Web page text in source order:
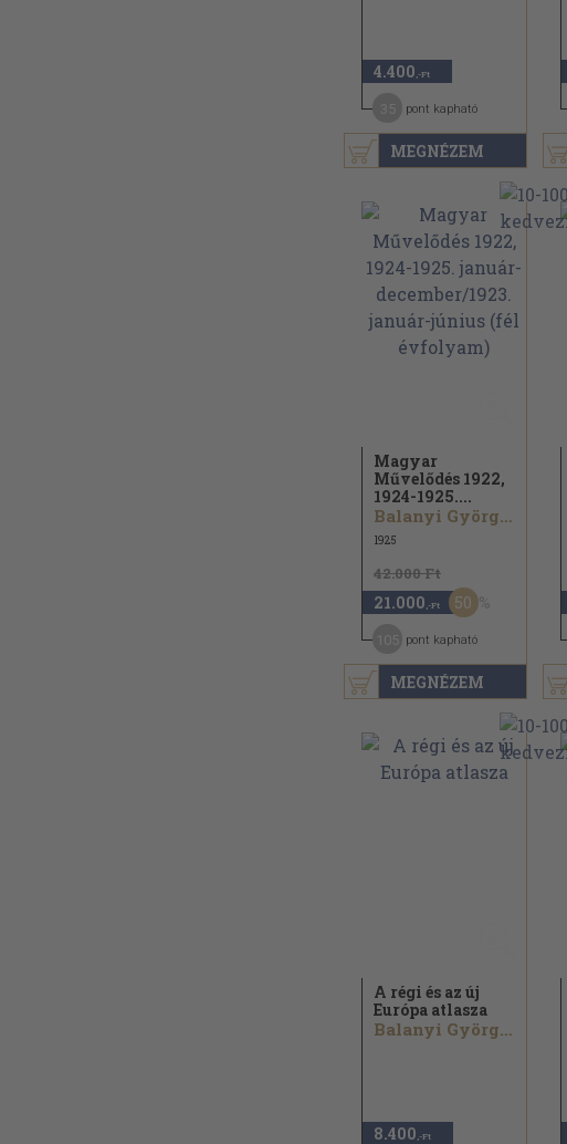
MEGNÉZEM
4.400 ,-Ft
pont kapható
MEGNÉZEM
Magyar
Művelődés 1922,
1924-1925....
Balanyi György...
1925
42.000 Ft
21.000 ,-Ft 50
pont kapható
A régi és az új
Európa atlasza
Balanyi György...
8.400 ,-Ft